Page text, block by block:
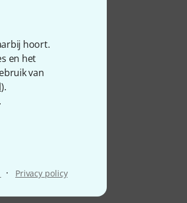
hoort.
en het
van
).
· Privacy policy